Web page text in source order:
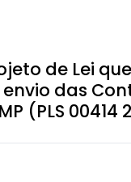
de Lei que
das
(PLS 00414